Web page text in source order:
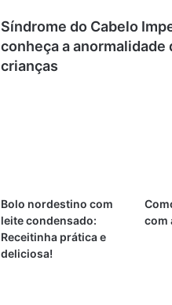
Síndrome do Cabelo
conheça a anormalidade
crianças
Bolo nordestino com
leite condensado:
Receitinha prática e
deliciosa!
com